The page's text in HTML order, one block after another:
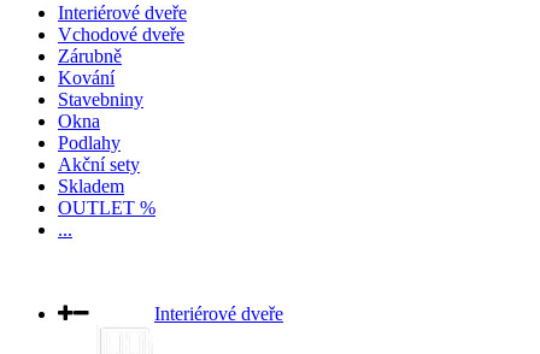
Interiérové dveře
Vchodové dveře
Zárubně
Kování
Stavebniny
Okna
Podlahy
Akční sety
Skladem
OUTLET %
...
Interiérové dveře